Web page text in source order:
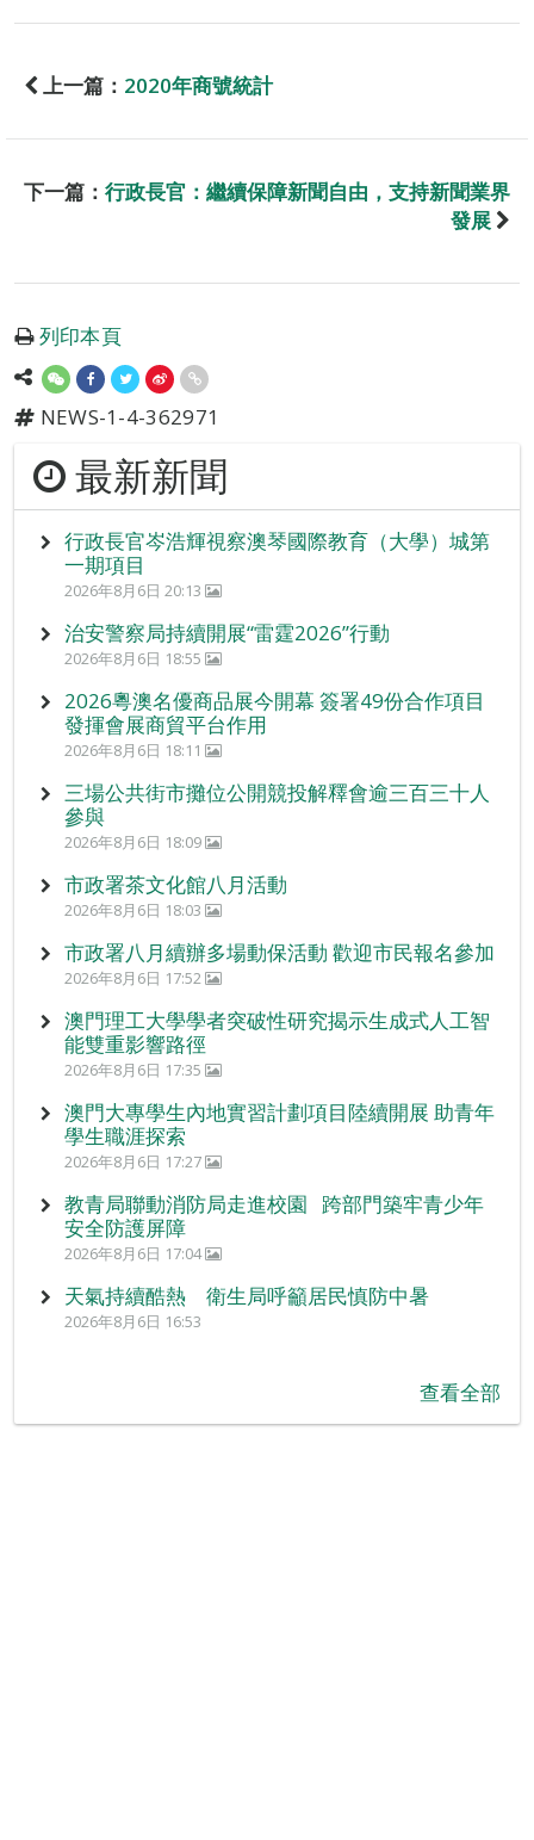
上一篇： 2020年商號統計
下一篇： 行政長官：繼續保障新聞自由，支持新聞業界
發展
列印本頁
NEWS-1-4-362971
最新新聞
行政長官岑浩輝視察澳琴國際教育（大學）城第
一期項目
2026年8月6日 20:13
治安警察局持續開展“雷霆2026”行動
2026年8月6日 18:55
2026粵澳名優商品展今開幕 簽署49份合作項目
發揮會展商貿平台作用
2026年8月6日 18:11
三場公共街市攤位公開競投解釋會逾三百三十人
參與
2026年8月6日 18:09
市政署茶文化館八月活動
2026年8月6日 18:03
市政署八月續辦多場動保活動 歡迎市民報名參加
2026年8月6日 17:52
澳門理工大學學者突破性研究揭示生成式人工智
能雙重影響路徑
2026年8月6日 17:35
澳門大專學生內地實習計劃項目陸續開展 助青年
學生職涯探索
2026年8月6日 17:27
教青局聯動消防局走進校園 跨部門築牢青少年
安全防護屏障
2026年8月6日 17:04
天氣持續酷熱 衛生局呼籲居民慎防中暑
2026年8月6日 16:53
查看全部